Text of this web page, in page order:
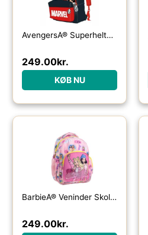
AvengersÂ® Superhelte Skoletaske Sort/Rød
249.00kr.
KØB NU
BarbieÂ® Veninder Skoletaske Lyserød
249.00kr.